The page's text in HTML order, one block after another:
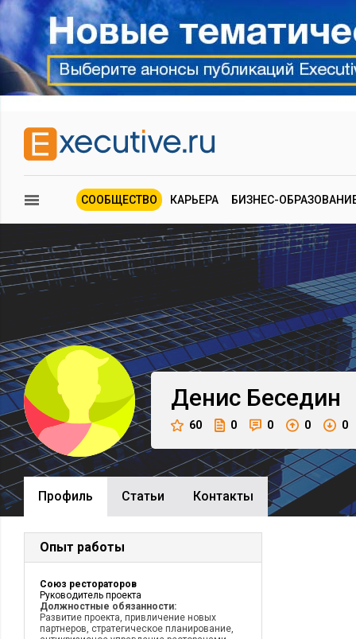
СООБЩЕСТВО КАРЬЕРА БИЗНЕС-
Денис Беседин
60 0 0 0 0
Профиль Cтатьи Контакты
Опыт работы
Союз рестораторов
Руководитель проекта
Должностные обязанности:
Развитие проекта, привличение новых
партнеров, стратегическое планирование,